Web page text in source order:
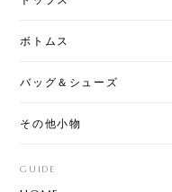
ボトムス
バッグ＆シューズ
その他小物
GUIDE